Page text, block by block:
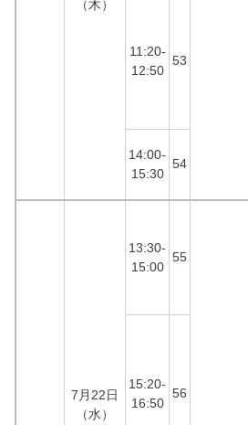
（木）
11:20-
12:50
53
14:00-
15:30
54
7月22日
（水）
13:30-
15:00
55
15:20-
16:50
56